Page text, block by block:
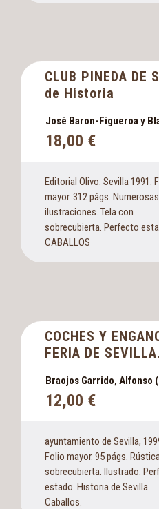
CLUB PINEDA DE
de Historia
José Baron-Figueroa y
18,00 €
Editorial Olivo. Sevilla 1991.
mayor. 312 págs. Numerosas
ilustraciones. Tela con
sobrecubierta. Perfecto
CABALLOS
COCHES Y
FERIA DE SEVILLA.
Braojos Garrido, Alfonso
12,00 €
ayuntamiento de Sevilla,
Folio mayor. 95 págs.
sobrecubierta. Ilustrado.
estado. Historia de Sevilla.
Caballos.